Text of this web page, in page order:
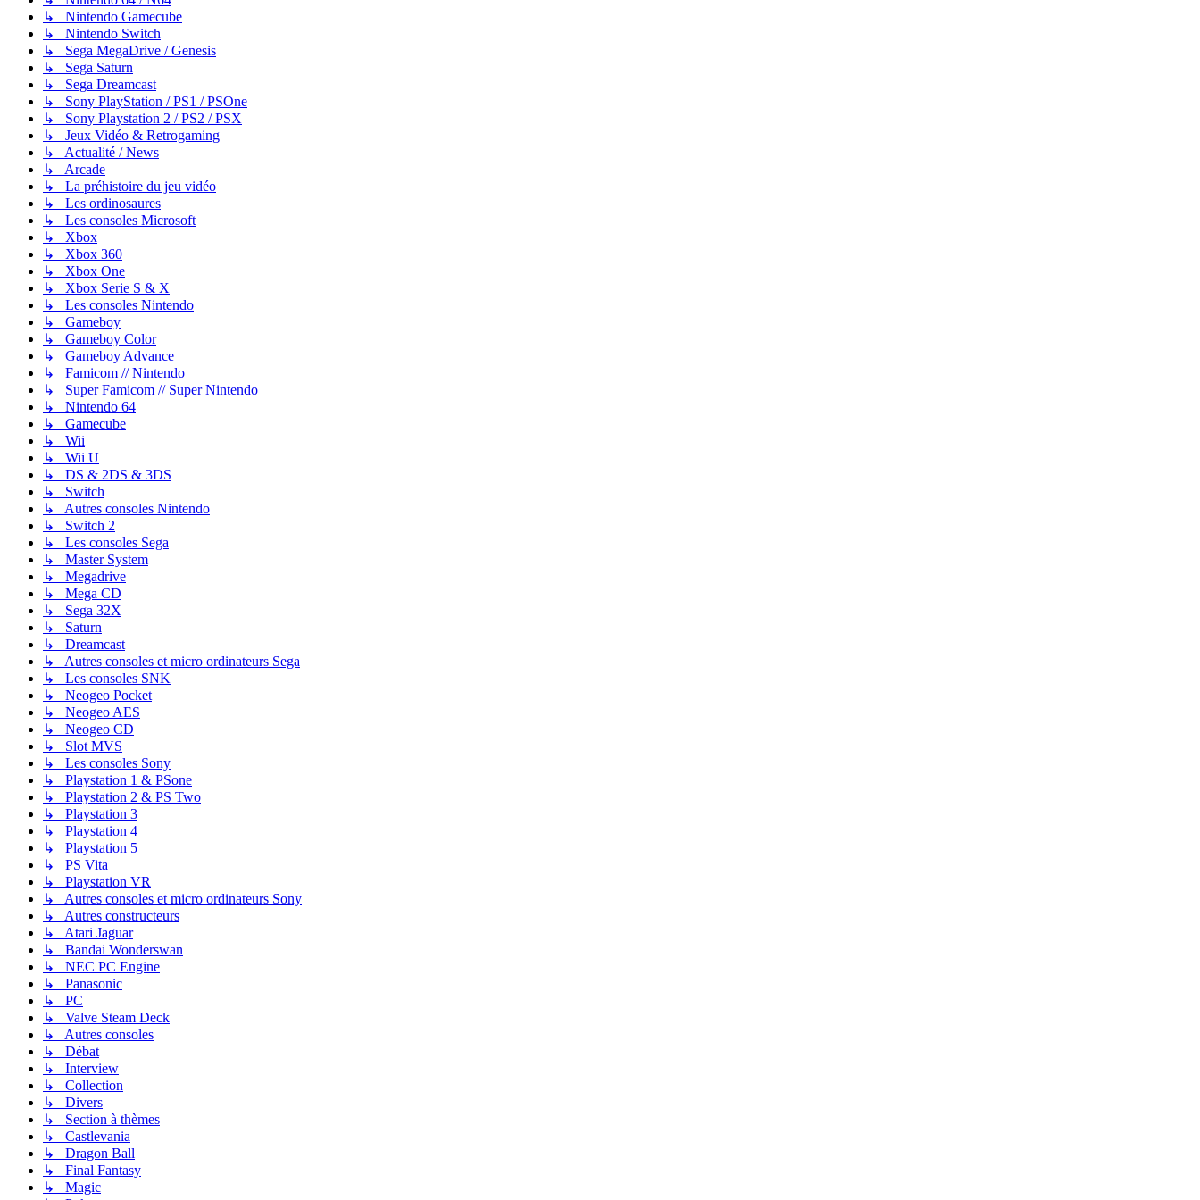
↳ Nintendo Gamecube
↳ Nintendo Switch
↳ Sega MegaDrive / Genesis
↳ Sega Saturn
↳ Sega Dreamcast
↳ Sony PlayStation / PS1 / PSOne
↳ Sony Playstation 2 / PS2 / PSX
↳ Jeux Vidéo & Retrogaming
↳ Actualité / News
↳ Arcade
↳ La préhistoire du jeu vidéo
↳ Les ordinosaures
↳ Les consoles Microsoft
↳ Xbox
↳ Xbox 360
↳ Xbox One
↳ Xbox Serie S & X
↳ Les consoles Nintendo
↳ Gameboy
↳ Gameboy Color
↳ Gameboy Advance
↳ Famicom // Nintendo
↳ Super Famicom // Super Nintendo
↳ Nintendo 64
↳ Gamecube
↳ Wii
↳ Wii U
↳ DS & 2DS & 3DS
↳ Switch
↳ Autres consoles Nintendo
↳ Switch 2
↳ Les consoles Sega
↳ Master System
↳ Megadrive
↳ Mega CD
↳ Sega 32X
↳ Saturn
↳ Dreamcast
↳ Autres consoles et micro ordinateurs Sega
↳ Les consoles SNK
↳ Neogeo Pocket
↳ Neogeo AES
↳ Neogeo CD
↳ Slot MVS
↳ Les consoles Sony
↳ Playstation 1 & PSone
↳ Playstation 2 & PS Two
↳ Playstation 3
↳ Playstation 4
↳ Playstation 5
↳ PS Vita
↳ Playstation VR
↳ Autres consoles et micro ordinateurs Sony
↳ Autres constructeurs
↳ Atari Jaguar
↳ Bandai Wonderswan
↳ NEC PC Engine
↳ Panasonic
↳ PC
↳ Valve Steam Deck
↳ Autres consoles
↳ Débat
↳ Interview
↳ Collection
↳ Divers
↳ Section à thèmes
↳ Castlevania
↳ Dragon Ball
↳ Final Fantasy
↳ Magic